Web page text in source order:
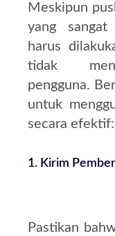
Meskipun
yang sangat
harus
tidak
pengguna.
untuk
secara efektif:
1. Kirim
Pastikan